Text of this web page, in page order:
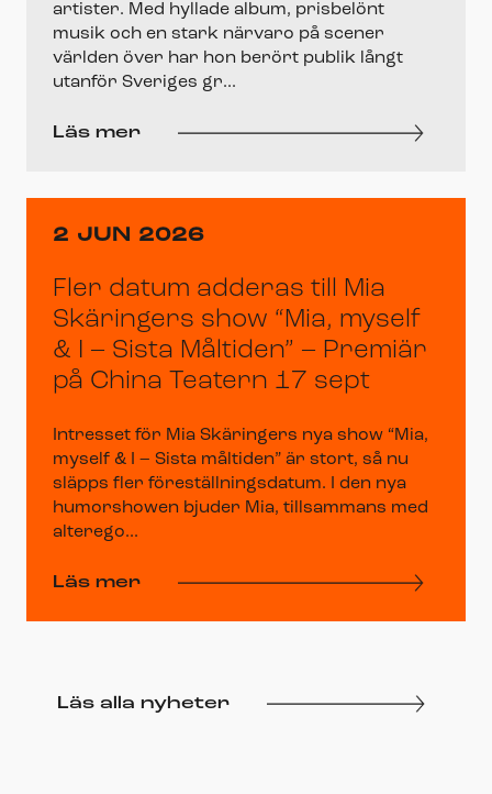
artister. Med hyllade album, prisbelönt
musik och en stark närvaro på scener
världen över har hon berört publik långt
utanför Sveriges gr...
Läs mer
2 JUN 2026
Fler datum adderas till Mia
Skäringers show “Mia, myself
& I – Sista Måltiden” – Premiär
på China Teatern 17 sept
Intresset för Mia Skäringers nya show “Mia,
myself & I – Sista måltiden” är stort, så nu
släpps fler föreställningsdatum. I den nya
humorshowen bjuder Mia, tillsammans med
alterego...
Läs mer
Läs alla nyheter